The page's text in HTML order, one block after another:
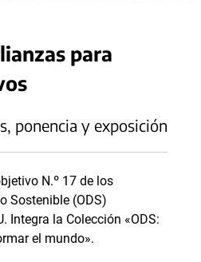
para
ponencia y exposición
N.º 17 de los
Sostenible (ODS)
Integra la Colección «ODS:
el mundo».